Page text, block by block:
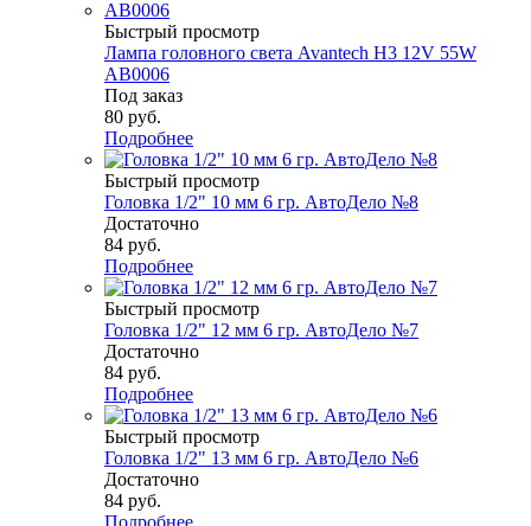
Быстрый просмотр
Лампа головного света Avantech H3 12V 55W
AB0006
Под заказ
80 руб.
Подробнее
Быстрый просмотр
Головка 1/2" 10 мм 6 гр. АвтоДело №8
Достаточно
84 руб.
Подробнее
Быстрый просмотр
Головка 1/2" 12 мм 6 гр. АвтоДело №7
Достаточно
84 руб.
Подробнее
Быстрый просмотр
Головка 1/2" 13 мм 6 гр. АвтоДело №6
Достаточно
84 руб.
Подробнее